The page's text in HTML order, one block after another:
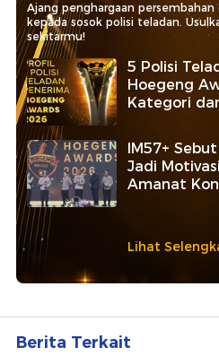
Ajang penghargaan persembahan
kepada sosok polisi teladan.
sekitarmu!
5 Polisi
Hoegeng
Kategori
IM57+
Jadi
Amanat
Lihat
Berita Terkait